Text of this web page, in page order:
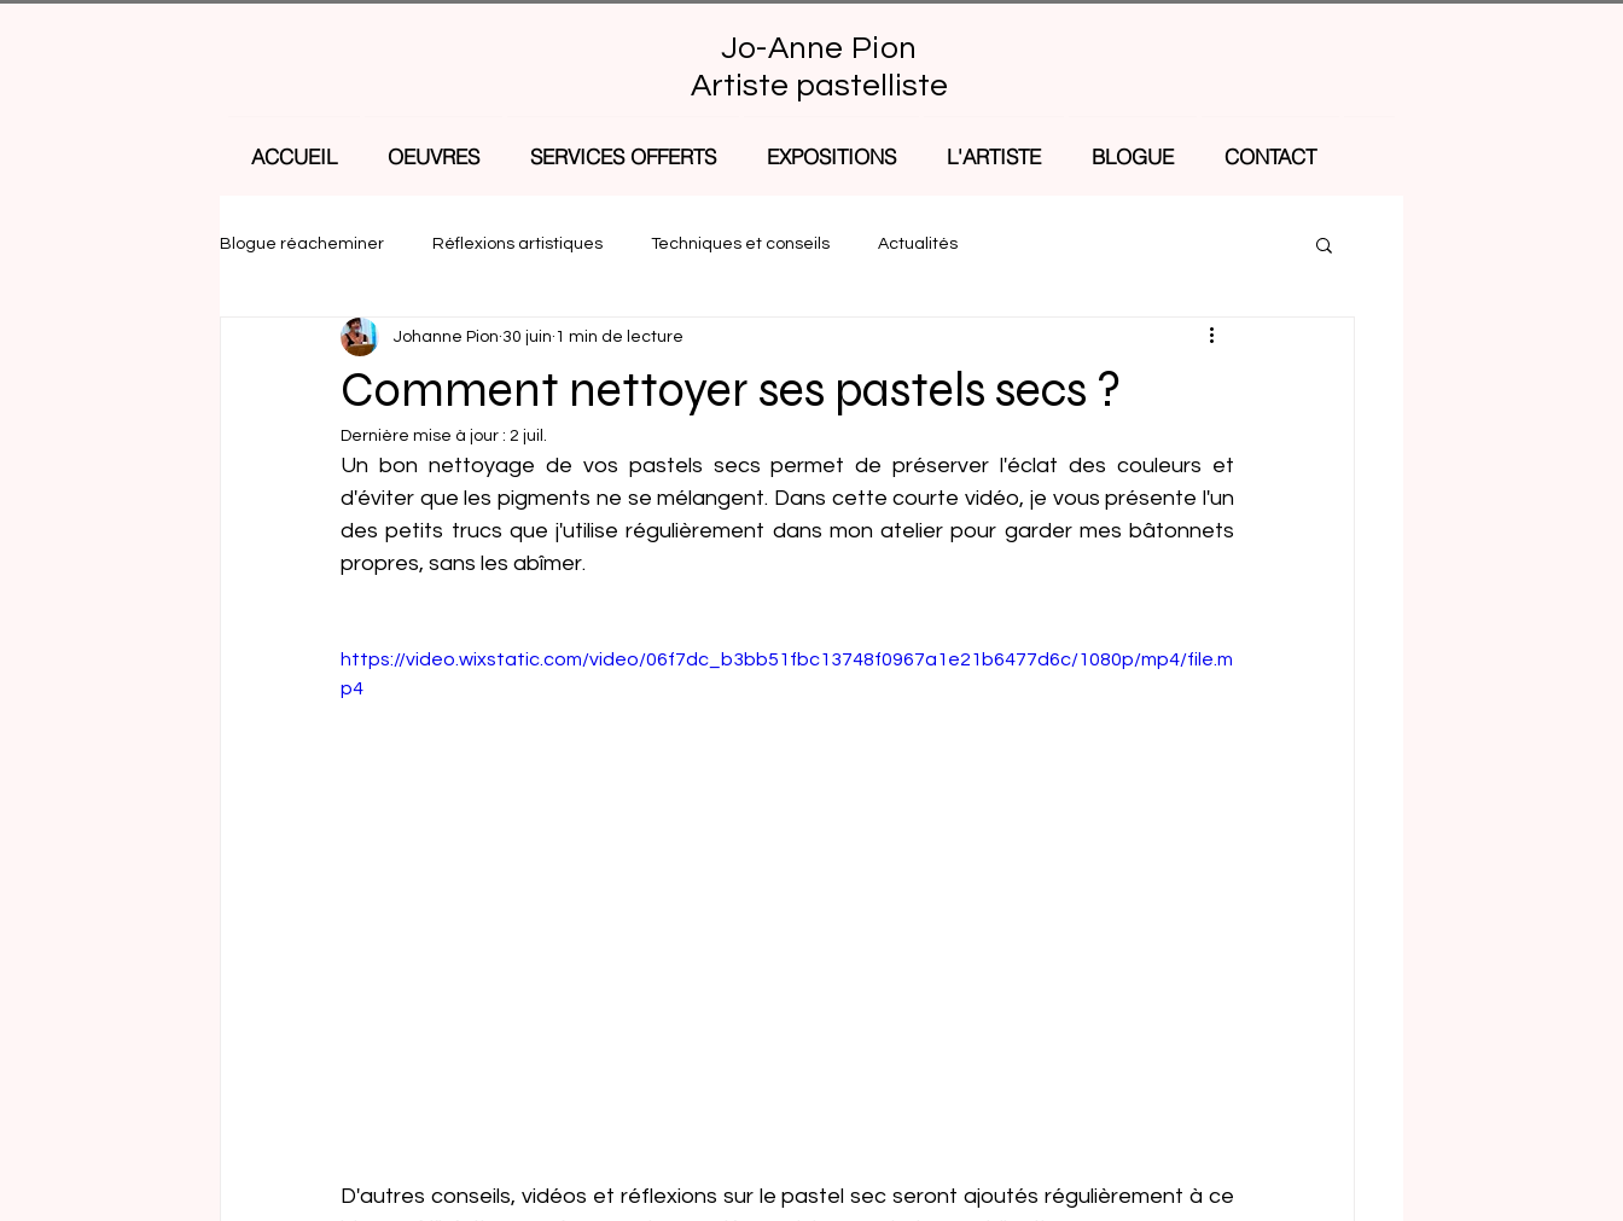
Jo-Anne Pion
Artiste pastelliste
ACCUEIL OEUVRES SERVICES OFFERTS EXPOSITIONS L'ARTISTE BLOGUE CONTACT
Blogue réacheminer Réflexions artistiques Techniques et conseils Actualités
Comment nettoyer ses pastels secs ?
Johanne Pion 30 juin 1 min de lecture
Dernière mise à jour : 2 juil.
Un bon nettoyage de vos pastels secs permet de préserver l'éclat des couleurs et
d'éviter que les pigments ne se mélangent. Dans cette courte vidéo, je vous présente l'un
des petits trucs que j'utilise régulièrement dans mon atelier pour garder mes bâtonnets
propres, sans les abîmer.
https://video.wixstatic.com/video/06f7dc_b3bb51fbc13748f0967a1e21b6477d6c/1080p/mp4/file.m
p4
D'autres conseils, vidéos et réflexions sur le pastel sec seront ajoutés régulièrement à ce